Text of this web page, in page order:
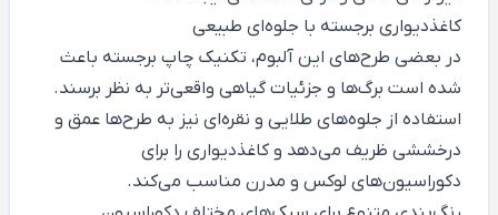
کاغذدیواری برجسته با جلوه‌ای طبیعی
در بعضی طرح‌های این آلبوم، تکنیک چاپ برجسته باعث
شده است برگ‌ها و جزئیات گیاهی واقعی‌تر به نظر برسند.
استفاده از جلوه‌های طلایی و نقره‌ای نیز به طرح‌ها عمق و
درخششی ظریف می‌دهد و کاغذدیواری را برای
دکوراسیون‌های لوکس و مدرن مناسب می‌کند.